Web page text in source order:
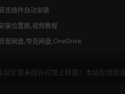
击插件自动安装
装位置图,视频教程
度网盘,夸克网盘,OneDrive
站文章未经许可禁止转载！本站仅供资